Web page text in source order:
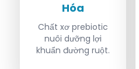
Hóa
Chất xơ prebiotic
nuôi dưỡng lợi
khuẩn đường ruột.